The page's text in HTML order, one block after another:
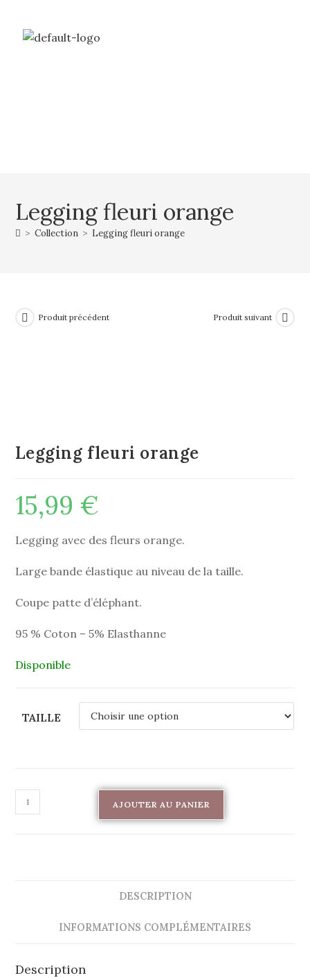
Legging fleuri orange
> Collection > Legging fleuri orange
Produit précédent Produit suivant
Legging fleuri orange
15,99 €
Legging avec des fleurs orange.
Large bande élastique au niveau de la taille.
Coupe patte d’éléphant.
95 % Coton – 5% Elasthanne
Disponible
TAILLE
AJOUTER AU PANIER
DESCRIPTION
INFORMATIONS COMPLÉMENTAIRES
Description